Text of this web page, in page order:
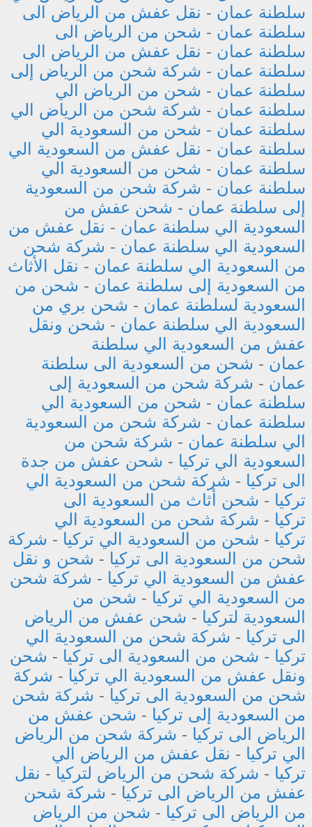
سلطنة عمان - نقل عفش من الرياض الى
سلطنة عمان - شحن من الرياض الى
سلطنة عمان - نقل عفش من الرياض الى
سلطنة عمان - شركة شحن من الرياض إلى
سلطنة عمان - شحن من الرياض الي
سلطنة عمان - شركة شحن من الرياض الي
سلطنة عمان - شحن من السعودية الي
سلطنة عمان - نقل عفش من السعودية الي
سلطنة عمان - شحن من السعودية الي
سلطنة عمان - شركة شحن من السعودية
إلى سلطنة عمان - شحن عفش من
السعودية الي سلطنة عمان - نقل عفش من
السعودية الي سلطنة عمان - شركة شحن
من السعودية الي سلطنة عمان - نقل الأثاث
من السعودية إلى سلطنة عمان - شحن من
السعودية لسلطنة عمان - شحن بري من
السعودية الي سلطنة عمان - شحن ونقل
عفش من السعودية الي سلطنة
عمان - شحن من السعودية الى سلطنة
عمان - شركة شحن من السعودية إلى
سلطنة عمان - شحن من السعودية الي
سلطنة عمان - شركة شحن من السعودية
الي سلطنة عمان - شركة شحن من
السعودية الي تركيا - شحن عفش من جدة
الى تركيا - شركة شحن من السعودية الي
تركيا - شحن أثاث من السعودية الى
تركيا - شركة شحن من السعودية الي
تركيا - شحن من السعودية الي تركيا - شركة
شحن من السعودية الى تركيا - شحن و نقل
عفش من السعودية الي تركيا - شركة شحن
من السعودية الي تركيا - شحن من
السعودية لتركيا - شحن عفش من الرياض
الى تركيا - شركة شحن من السعودية الي
تركيا - شحن من السعودية الى تركيا - شحن
ونقل عفش من السعودية الي تركيا - شركة
شحن من السعودية الى تركيا - شركة شحن
من السعودية إلى تركيا - شحن عفش من
الرياض الى تركيا - شركة شحن من الرياض
الي تركيا - نقل عفش من الرياض الي
تركيا - شركة شحن من الرياض لتركيا - نقل
عفش من الرياض الى تركيا - شركة شحن
من الرياض الى تركيا - شحن من الرياض